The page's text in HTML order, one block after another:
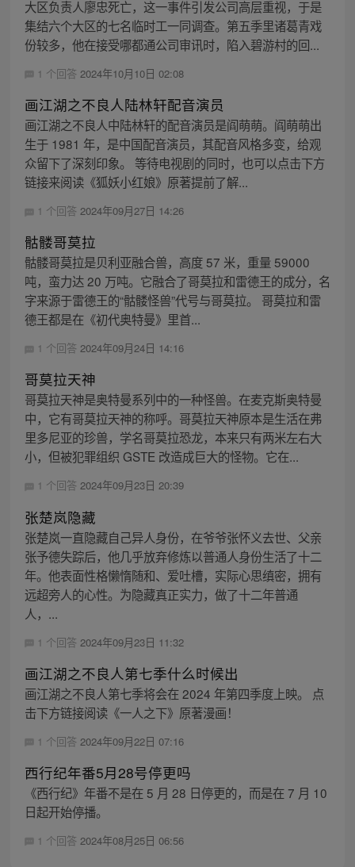
大区负责人廖忠死亡，这一事件引发公司高层重视，于是
集结六个大区的七名临时工一同调查。第五季里诸葛青戏
份较多，他在接受哪都通公司审讯时，陷入碧游村的回...
1 个回答 2024年10月10日 02:08
画江湖之不良人陆林轩配音演员
画江湖之不良人中陆林轩的配音演员是阎萌萌。阎萌萌出
生于 1981 年，是中国配音演员，其配音风格多变，给观
众留下了深刻印象。 等待电视剧的同时，也可以点击下方
链接来阅读《狐妖小红娘》原著提前了解...
1 个回答 2024年09月27日 14:26
骷髅哥莫拉
骷髅哥莫拉是贝利亚融合兽，高度 57 米，重量 59000
吨，蛮力达 20 万吨。它融合了哥莫拉和雷德王的成分，名
字来源于雷德王的“骷髅怪兽”代号与哥莫拉。 哥莫拉和雷
德王都是在《初代奥特曼》里首...
1 个回答 2024年09月24日 14:16
哥莫拉天神
哥莫拉天神是奥特曼系列中的一种怪兽。在麦克斯奥特曼
中，它有哥莫拉天神的称呼。哥莫拉天神原本是生活在弗
里多尼亚的珍兽，学名哥莫拉恐龙，本来只有两米左右大
小，但被犯罪组织 GSTE 改造成巨大的怪物。它在...
1 个回答 2024年09月23日 20:39
张楚岚隐藏
张楚岚一直隐藏自己异人身份，在爷爷张怀义去世、父亲
张予德失踪后，他几乎放弃修炼以普通人身份生活了十二
年。他表面性格懒惰随和、爱吐槽，实际心思缜密，拥有
远超旁人的心性。为隐藏真正实力，做了十二年普通
人，...
1 个回答 2024年09月23日 11:32
画江湖之不良人第七季什么时候出
画江湖之不良人第七季将会在 2024 年第四季度上映。 点
击下方链接阅读《一人之下》原著漫画！
1 个回答 2024年09月22日 07:16
西行纪年番5月28号停更吗
《西行纪》年番不是在 5 月 28 日停更的，而是在 7 月 10
日起开始停播。
1 个回答 2024年08月25日 06:56